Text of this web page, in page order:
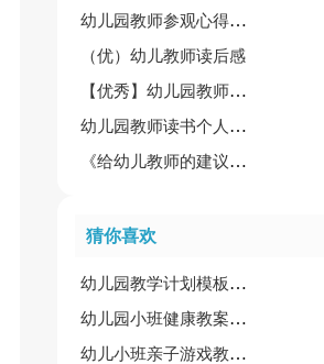
幼儿园教师参观心得体会
（优）幼儿教师读后感
【优秀】幼儿园教师参观心得体会15篇
幼儿园教师读书个人心得总结范文
《给幼儿教师的建议》读后感（精选15篇）
猜你喜欢
幼儿园教学计划模板四篇
幼儿园小班健康教案范文13篇
幼儿小班亲子游戏教案(15篇)